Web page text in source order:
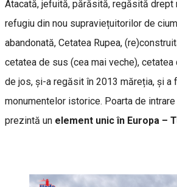
Atacată, jefuită, părăsită, regăsită drept
refugiu din nou supraviețuitorilor de
abandonată, Cetatea Rupea,
cetatea de sus (cea mai veche),
de jos, și-a regăsit în 2013 măreția, și
monumentelor istorice. Poarta de
prezintă un element unic în Europa –